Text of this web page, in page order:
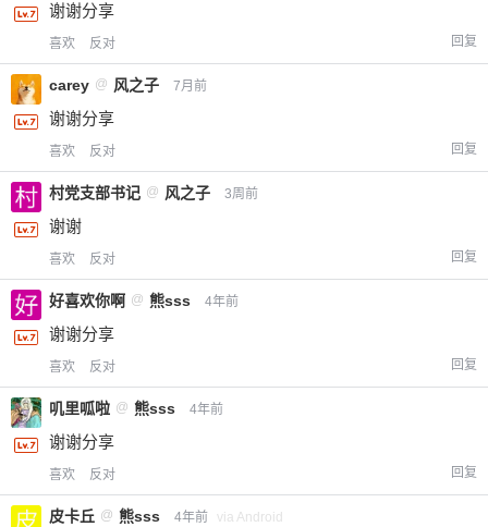
谢谢分享
喜欢 反对 回复
carey @ 风之子 7月前
谢谢分享
喜欢 反对 回复
村党支部书记 @ 风之子 3周前
谢谢
喜欢 反对 回复
好喜欢你啊 @ 熊sss 4年前
谢谢分享
喜欢 反对 回复
叽里呱啦 @ 熊sss 4年前
谢谢分享
喜欢 反对 回复
皮卡丘 @ 熊sss 4年前 via Android